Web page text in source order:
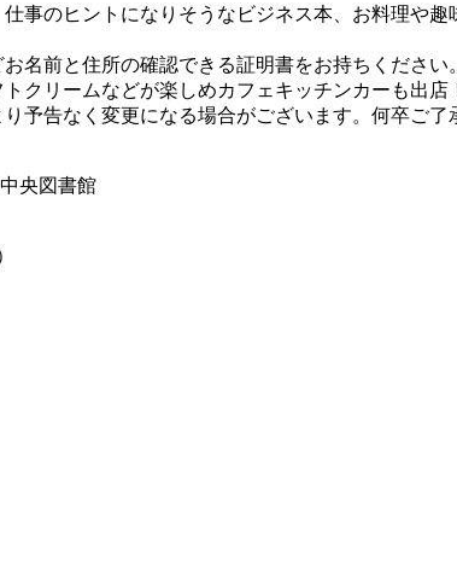
事のヒントになりそうなビジネス本、お料理や趣
名前と住所の確認できる証明書をお持ちください。
クリームなどが楽しめカフェキッチンカーも出店
予告なく変更になる場合がございます。何卒ご了
央図書館